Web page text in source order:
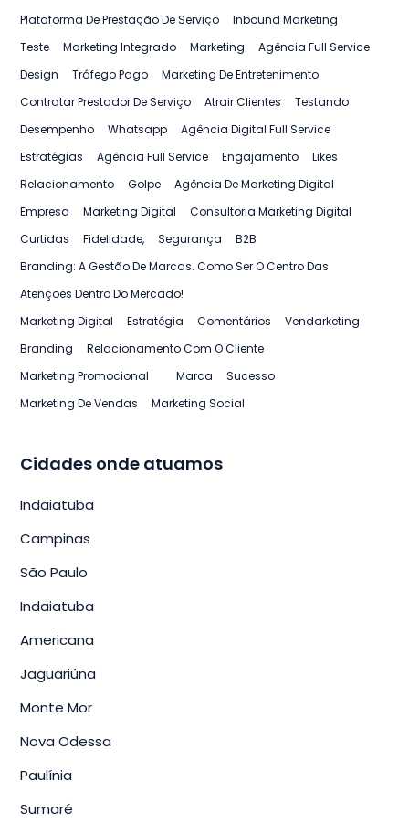
Plataforma De Prestação De Serviço
Inbound Marketing
Teste
Marketing Integrado Marketing
Agência Full Service
Design
Tráfego Pago
Marketing De Entretenimento
Contratar Prestador De Serviço
Atrair Clientes
Testando
Desempenho
Whatsapp
Agência Digital Full Service
Estratégias
Agência Full Service Engajamento
Likes
Relacionamento
Golpe
Agência De Marketing Digital
Empresa
Marketing Digital
Consultoria Marketing Digital
Curtidas
Fidelidade, Segurança
B2B
Branding: A Gestão De Marcas. Como Ser O Centro Das
Atenções Dentro Do Mercado!
Marketing Digital
Estratégia Comentários
Vendarketing
Branding
Relacionamento Com O Cliente
Marketing Promocional
Marca
Sucesso
Marketing De Vendas
Marketing Social
Cidades onde atuamos
Indaiatuba
Campinas
São Paulo
Indaiatuba
Americana
Jaguariúna
Monte Mor
Nova Odessa
Paulínia
Sumaré